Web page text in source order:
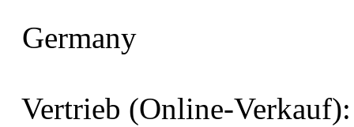
Germany
Vertrieb (Online-Verkauf):